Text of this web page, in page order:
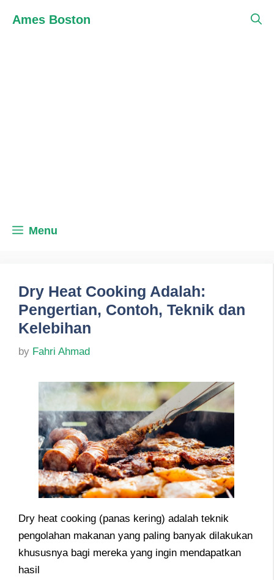
Ames Boston
Menu
Dry Heat Cooking Adalah:
Pengertian, Contoh, Teknik dan
Kelebihan
by Fahri Ahmad
Dry heat cooking (panas kering) adalah teknik
pengolahan makanan yang paling banyak dilakukan
khususnya bagi mereka yang ingin mendapatkan
hasil